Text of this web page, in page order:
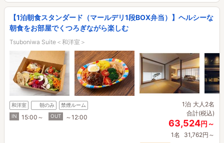
【1泊朝食スタンダード（マールデリ1段BOX弁当）】ヘルシーな
朝食をお部屋でくつろぎながら楽しむ
Tsuboniwa Suite＜和洋室＞
和洋室 朝のみ
禁煙ルーム
IN
15:00～ OUT ～12:00
1泊 大人2名
合計(税込)
63,524円～
1名 31,762円～